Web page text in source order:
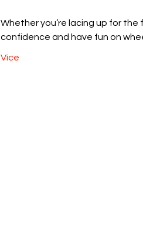
Whether you’re lacing up for
confidence and have fun on
Více